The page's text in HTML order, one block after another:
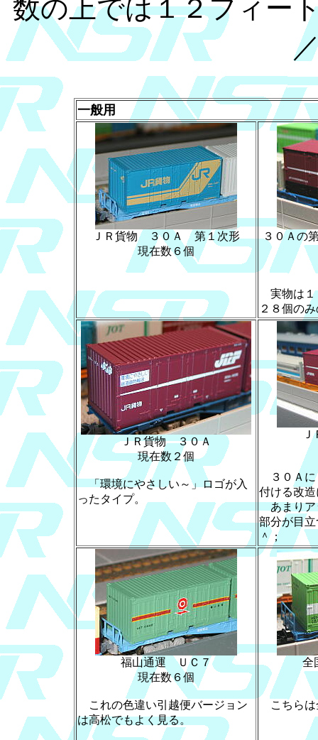
数の上では１２フィー
一般用
ＪＲ貨物 ３０Ａ 第１次形
現在数６個
３０Ａの
実物は１
２８個の
ＪＲ貨物 ３０Ａ
現在数２個
「環境にやさしい～」ロゴが入
ったタイプ。
３０Ａに
付ける改
あまりア
部分が目
＾；
福山通運 ＵＣ７
現在数６個
これの色違い引越便バージョン
は高松でもよく見る。
全
こちらは